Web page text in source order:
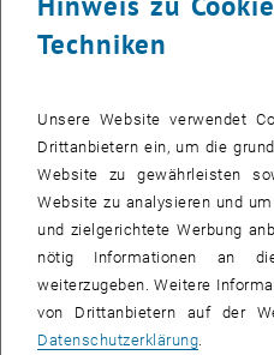
GEO-Tag 2026
Techniken
Unsere Website verwendet
Drittanbietern ein, um die
Website zu gewährleisten
Website zu analysieren und
und zielgerichtete Werbung
nötig Informationen an
weiterzugeben. Weitere
von Drittanbietern auf der
Datenschutzerklärung.